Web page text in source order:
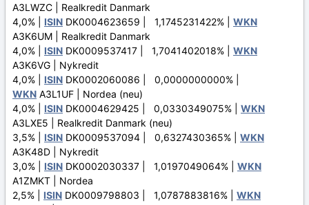
A3LWZC | Realkredit Danmark
4,0% | ISIN DK0004623659 | 1,1745231422% | WKN
A3K6UM | Realkredit Danmark
4,0% | ISIN DK0009537417 | 1,7041402018% | WKN
A3K6VG | Nykredit
4,0% | ISIN DK0002060086 | 0,0000000000% |
WKN A3L1UF | Nordea (neu)
4,0% | ISIN DK0004629425 | 0,0330349075% | WKN
A3LXE5 | Realkredit Danmark (neu)
3,5% | ISIN DK0009537094 | 0,6327430365% | WKN
A3K48D | Nykredit
3,0% | ISIN DK0002030337 | 1,0197049064% | WKN
A1ZMKT | Nordea
2,5% | ISIN DK0009798803 | 1,0787883816% | WKN